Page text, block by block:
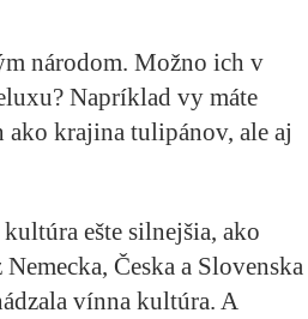
národom. Možno ich v
Napríklad vy máte
ako krajina tulipánov, ale aj
ešte silnejšia, ako
Česka a Slovenska
vínna kultúra. A